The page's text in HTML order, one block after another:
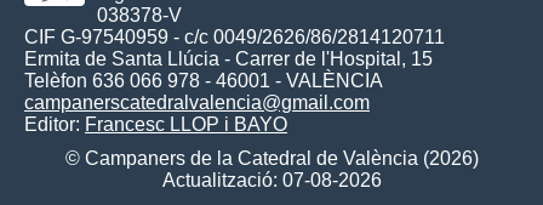
038378-V
CIF G-97540959 - c/c 0049/2626/86/2814120711
Ermita de Santa Llúcia - Carrer de l'Hospital, 15
Telèfon 636 066 978 - 46001 - VALÈNCIA
campanerscatedralvalencia@gmail.com
Editor: Francesc LLOP i BAYO
© Campaners de la Catedral de València (2026)
Actualització: 07-08-2026